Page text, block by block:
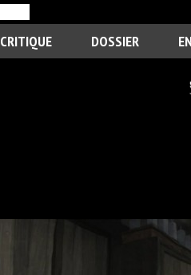
CRITIQUE DOSSIER